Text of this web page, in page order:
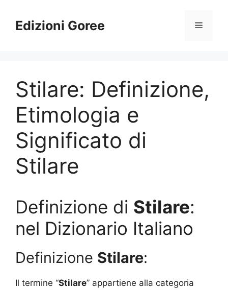
contenuto
Edizioni Goree Menu
Stilare: Definizione,
Etimologia e
Significato di
Stilare
Definizione di Stilare:
nel Dizionario Italiano
Definizione Stilare:
Il termine “Stilare” appartiene alla categoria